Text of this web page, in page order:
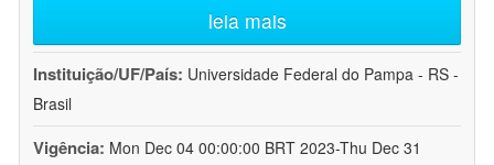
leia mais
Instituição/UF/País: Universidade Federal do Pampa - RS -
Brasil
Vigência: Mon Dec 04 00:00:00 BRT 2023-Thu Dec 31